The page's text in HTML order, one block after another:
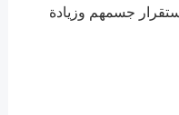
جسمهم وزيادة